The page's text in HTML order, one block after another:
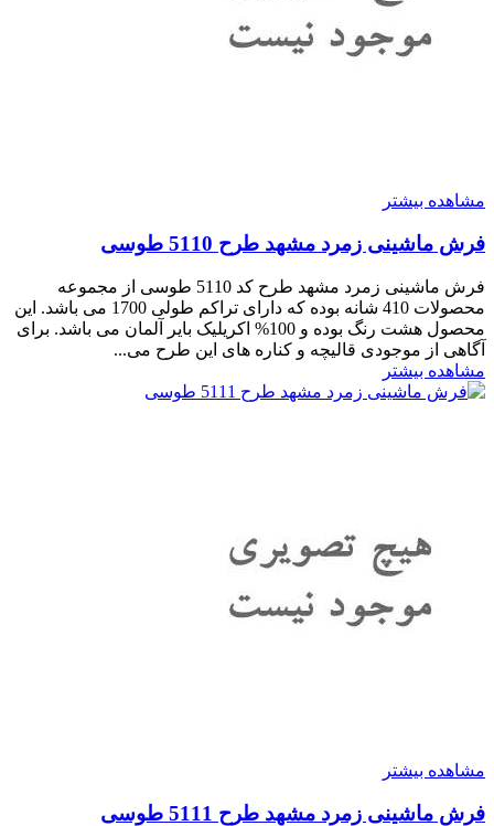
مشاهده بیشتر
فرش ماشینی زمرد مشهد طرح 5110 طوسی
فرش ماشینی زمرد مشهد طرح کد 5110 طوسی از مجموعه
محصولات 410 شانه بوده که دارای تراکم طولی 1700 می باشد. این
محصول هشت رنگ بوده و 100% اکریلیک بایر آلمان می باشد. برای
آگاهی از موجودی قالیچه و کناره های این طرح می...
مشاهده بیشتر
مشاهده بیشتر
فرش ماشینی زمرد مشهد طرح 5111 طوسی